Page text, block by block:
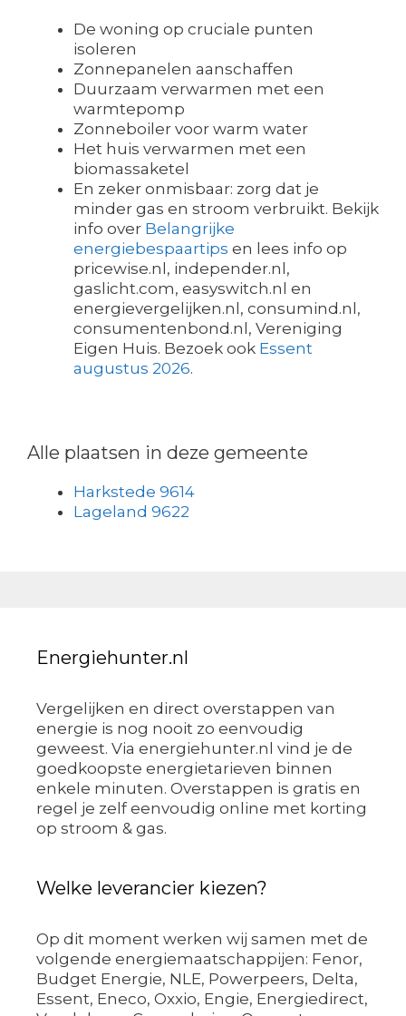
De woning op cruciale punten
isoleren
Zonnepanelen aanschaffen
Duurzaam verwarmen met een
warmtepomp
Zonneboiler voor warm water
Het huis verwarmen met een
biomassaketel
En zeker onmisbaar: zorg dat je
minder gas en stroom verbruikt. Bekijk
info over Belangrijke
energiebespaartips en lees info op
pricewise.nl, independer.nl,
gaslicht.com, easyswitch.nl en
energievergelijken.nl, consumind.nl,
consumentenbond.nl, Vereniging
Eigen Huis. Bezoek ook Essent
augustus 2026.
Alle plaatsen in deze gemeente
Harkstede 9614
Lageland 9622
Energiehunter.nl
Vergelijken en direct overstappen van
energie is nog nooit zo eenvoudig
geweest. Via energiehunter.nl vind je de
goedkoopste energietarieven binnen
enkele minuten. Overstappen is gratis en
regel je zelf eenvoudig online met korting
op stroom & gas.
Welke leverancier kiezen?
Op dit moment werken wij samen met de
volgende energiemaatschappijen: Fenor,
Budget Energie, NLE, Powerpeers, Delta,
Essent, Eneco, Oxxio, Engie, Energiedirect,